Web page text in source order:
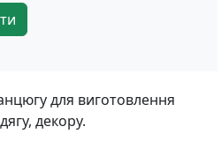
для виготовлення
декору.